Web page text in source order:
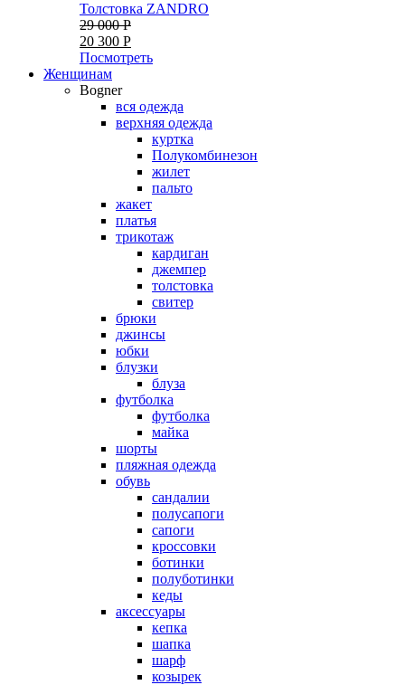
Толстовка ZANDRO
29 000 Р
20 300 Р
Посмотреть
Женщинам
Bogner
вся одежда
верхняя одежда
куртка
Полукомбинезон
жилет
пальто
жакет
платья
трикотаж
кардиган
джемпер
толстовка
свитер
брюки
джинсы
юбки
блузки
блуза
футболка
футболка
майка
шорты
пляжная одежда
oбувь
сандалии
полусапоги
сапоги
кроссовки
ботинки
полуботинки
кеды
аксессуары
кепка
шапка
шарф
козырек